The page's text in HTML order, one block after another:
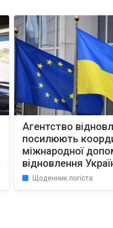
Агентство
посилюють
міжнародної
відновлення
Щоденник логіста